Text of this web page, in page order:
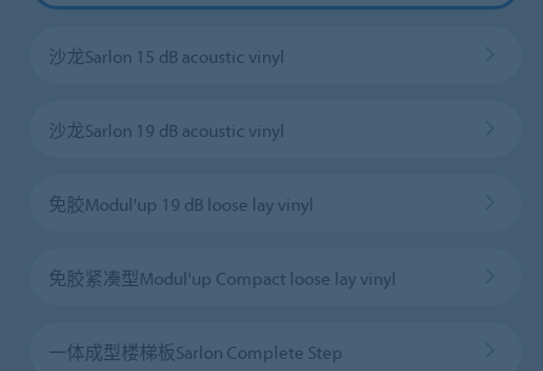
沙龙Sarlon 15 dB acoustic vinyl
沙龙Sarlon 19 dB acoustic vinyl
免胶Modul'up 19 dB loose lay vinyl
免胶紧凑型Modul'up Compact loose lay vinyl
一体成型楼梯板Sarlon Complete Step